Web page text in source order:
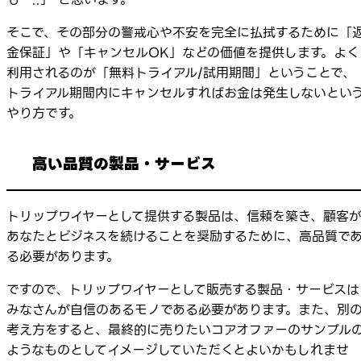
そこで、その部分の警戒心や不安を完全に払拭するために「
金保証」や「キャンセルOK」などの価値を提供します。よく
利用されるのが「無料トライアル/試用期間」ということで、
トライアル期間内にキャンセルすればお金は発生しないとい
やり方です。
高い品質の製品・サービス
トリップワイヤーとして提供する製品は、信頼を築き、顧客が
あなたとビジネスを続けることを奨励するために、高品質で
る必要があります。
ですので、トリップワイヤーとして販売する製品・サービスは
みなさんが自信のあるモノである必要があります。また、別
考え方をすると、最終的に売りたいコアオファーのサンプル
ようなものとしてイメージしていただくとよいかもしれませ